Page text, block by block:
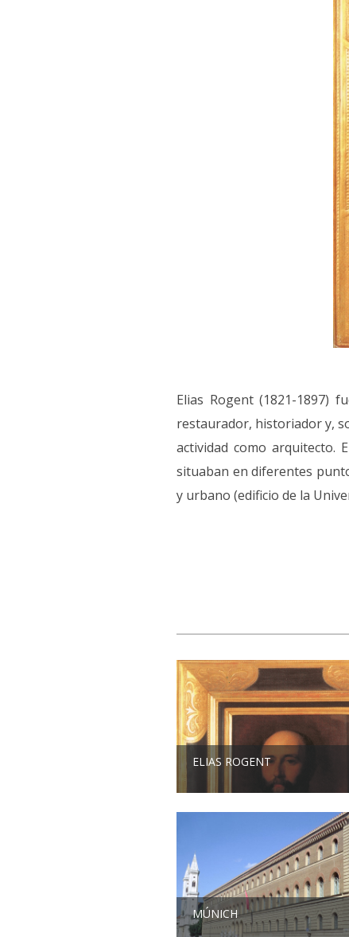
Elias Rogent (1821-1897)
restaurador, historiador y,
actividad como arquitecto.
situaban en diferentes
y urbano (edificio de la
ELIAS ROGENT
MÚNICH